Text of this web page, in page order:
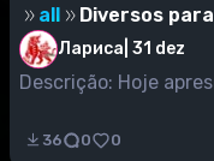
all
Diversos
Лариса 31 dez
Descrição: Hoje
36 0 0